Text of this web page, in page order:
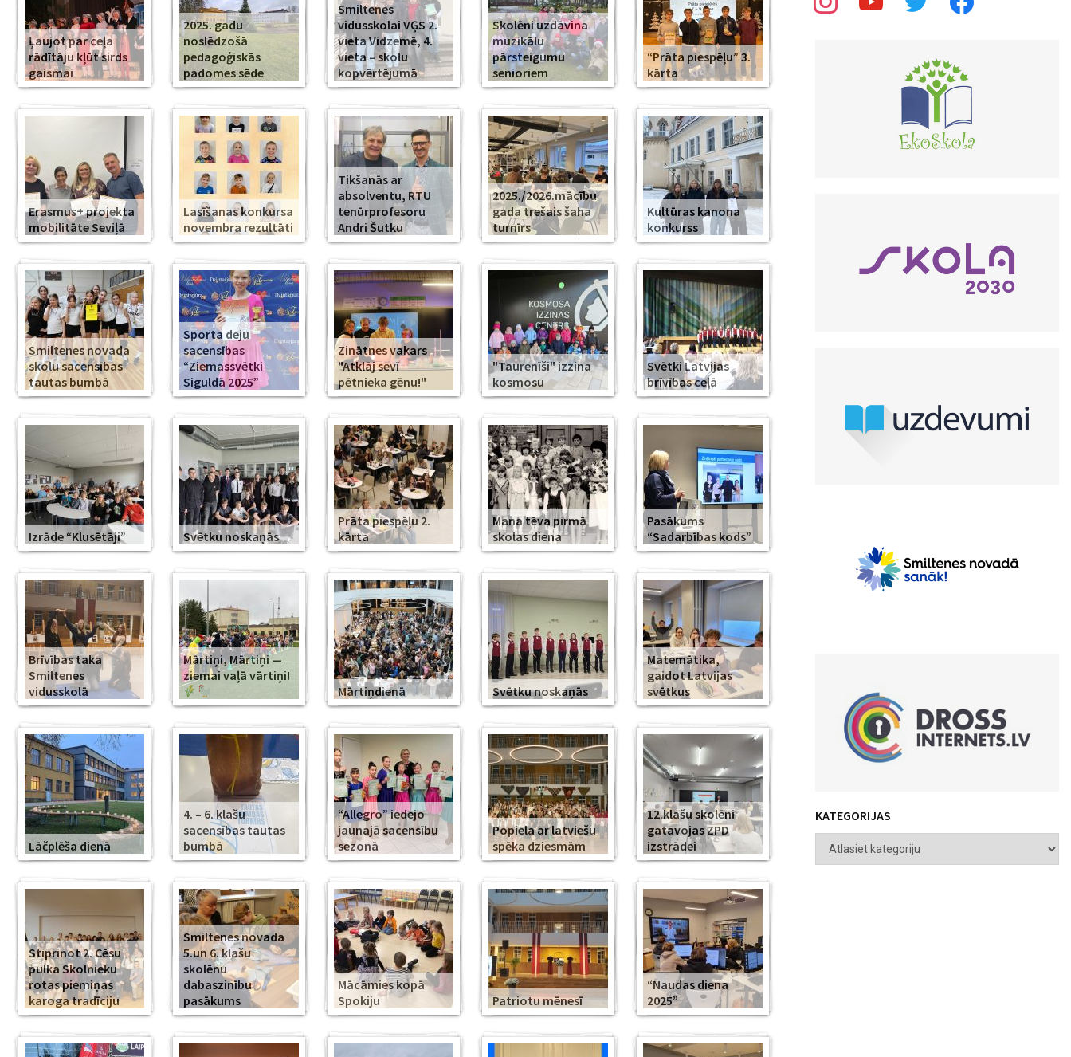
Ļaujot par ceļa
rādītāju kļūt sirds
gaismai
2025. gadu
noslēdzošā
pedagoģiskās
padomes sēde
Smiltenes
vidusskolai VĢS 2.
vieta Vidzemē, 4.
vieta – skolu
kopvērtējumā
Skolēni uzdāvina
muzikālu
pārsteigumu
senioriem
“Prāta piespēļu” 3.
kārta
Erasmus+ projekta
mobilitāte Seviļā
Lasīšanas konkursa
novembra rezultāti
Tikšanās ar
absolventu, RTU
tenūrprofesoru
Andri Šutku
2025./2026.mācību
gada trešais šaha
turnīrs
Kultūras kanona
konkurss
Smiltenes novada
skolu sacensības
tautas bumbā
Sporta deju
sacensības
“Ziemassvētki
Siguldā 2025”
Zinātnes vakars
"Atklāj sevī
pētnieka gēnu!"
"Taurenīši" izzina
kosmosu
Svētki Latvijas
brīvības ceļā
Izrāde “Klusētāji” Svētku noskaņās
Prāta piespēļu 2.
kārta
Mana tēva pirmā
skolas diena
Pasākums
“Sadarbības kods”
Brīvības taka
Smiltenes
vidusskolā
Mārtiņi, Mārtiņi —
ziemai vaļā vārtiņi!
Mārtiņdienā
Svētku noskaņās
Matemātika,
gaidot Latvijas
svētkus
Lāčplēša dienā
4. – 6. klašu
sacensības tautas
bumbā
“Allegro” iedejo
jaunajā sacensību
sezonā
Popiela ar latviešu
spēka dziesmām
12.klašu skolēni
gatavojas ZPD
izstrādei
Stiprinot 2. Cēsu
pulka Skolnieku
rotas piemiņas
karoga tradīciju
Smiltenes novada
5.un 6. klašu
skolēnu
dabaszinību
pasākums
Mācāmies kopā
Spokiju
Patriotu mēnesī
“Naudas diena
2025”
KATEGORIJAS